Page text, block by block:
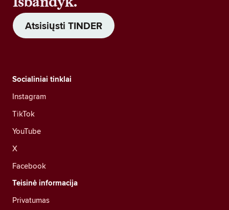
Atsisiųsti TINDER
Socialiniai tinklai
Instagram
TikTok
YouTube
X
Facebook
Teisinė informacija
Privatumas